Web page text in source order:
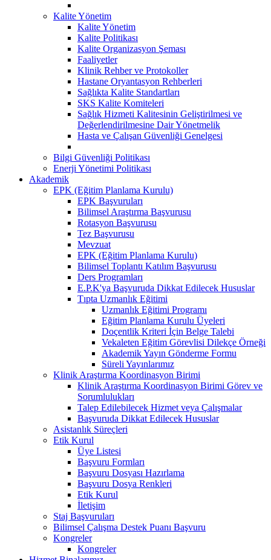
Kalite Yönetim
Kalite Yönetim
Kalite Politikası
Kalite Organizasyon Şeması
Faaliyetler
Klinik Rehber ve Protokoller
Hastane Oryantasyon Rehberleri
Sağlıkta Kalite Standartları
SKS Kalite Komiteleri
Sağlık Hizmeti Kalitesinin Geliştirilmesi ve
Değerlendirilmesine Dair Yönetmelik
Hasta ve Çalışan Güvenliği Genelgesi
Bilgi Güvenliği Politikası
Enerji Yönetimi Politikası
Akademik
EPK (Eğitim Planlama Kurulu)
EPK Başvuruları
Bilimsel Araştırma Başvurusu
Rotasyon Başvurusu
Tez Başvurusu
Mevzuat
EPK (Eğitim Planlama Kurulu)
Bilimsel Toplantı Katılım Başvurusu
Ders Programları
E.P.K'ya Başvuruda Dikkat Edilecek Hususlar
Tıpta Uzmanlık Eğitimi
Uzmanlık Eğitimi Programı
Eğitim Planlama Kurulu Üyeleri
Doçentlik Kriteri İçin Belge Talebi
Vekaleten Eğitim Görevlisi Dilekçe Örneği
Akademik Yayın Gönderme Formu
Süreli Yayınlarımız
Klinik Araştırma Koordinasyon Birimi
Klinik Araştırma Koordinasyon Birimi Görev ve
Sorumlulukları
Talep Edilebilecek Hizmet veya Çalışmalar
Başvuruda Dikkat Edilecek Hususlar
Asistanlık Süreçleri
Etik Kurul
Üye Listesi
Başvuru Formları
Başvuru Dosyası Hazırlama
Başvuru Dosya Renkleri
Etik Kurul
İletişim
Staj Başvuruları
Bilimsel Çalışma Destek Puanı Başvuru
Kongreler
Kongreler